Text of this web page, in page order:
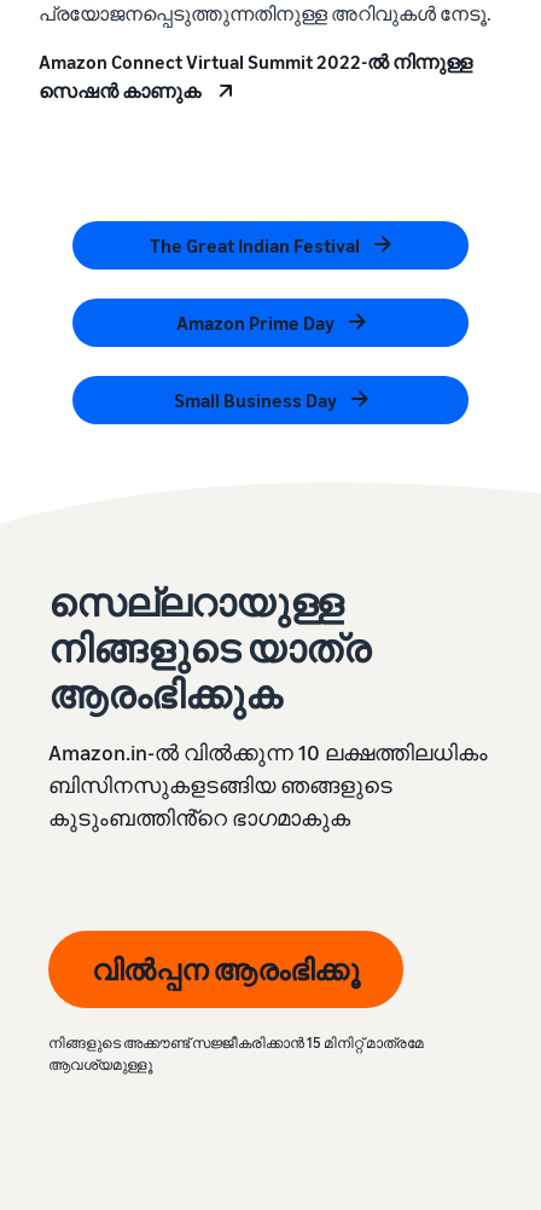
പ്രയോജനപ്പെടുത്തുന്നതിനുള്ള അറിവുകൾ നേടൂ.
Amazon Connect Virtual Summit 2022-ൽ നിന്നുള്ള
സെഷൻ കാണുക
The Great Indian Festival
Amazon Prime Day
Small Business Day
സെല്ലറായുള്ള
നിങ്ങളുടെ യാത്ര
ആരംഭിക്കുക
Amazon.in-ൽ വിൽക്കുന്ന 10 ലക്ഷത്തിലധികം
ബിസിനസുകളടങ്ങിയ ഞങ്ങളുടെ
കുടുംബത്തിൻ്റെ ഭാഗമാകുക
വിൽപ്പന ആരംഭിക്കൂ
നിങ്ങളുടെ അക്കൗണ്ട് സജ്ജീകരിക്കാൻ 15 മിനിറ്റ് മാത്രമേ
ആവശ്യമുള്ളൂ